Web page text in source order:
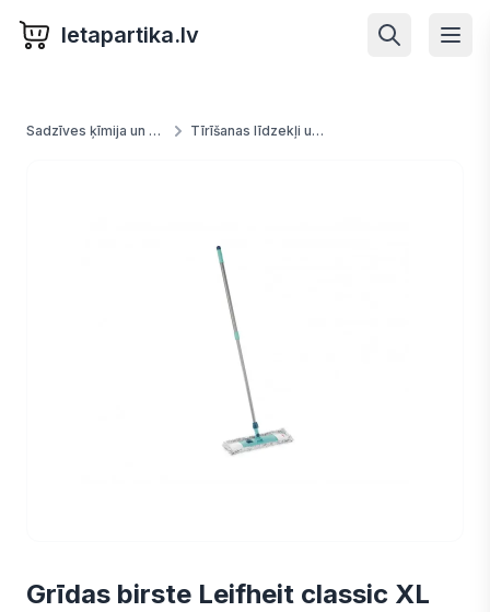
letapartika.lv
Sadzīves ķīmija un preces Tīrīšanas līdzekļi un piederumi
Grīdas birste Leifheit classic XL